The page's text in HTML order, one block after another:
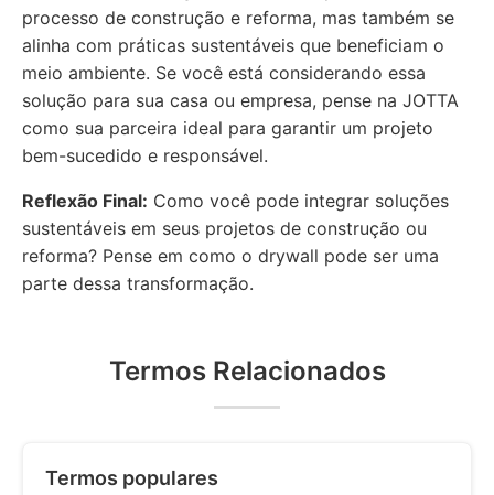
processo de construção e reforma, mas também se
alinha com práticas sustentáveis que beneficiam o
meio ambiente. Se você está considerando essa
solução para sua casa ou empresa, pense na JOTTA
como sua parceira ideal para garantir um projeto
bem-sucedido e responsável.
Reflexão Final: Como você pode integrar soluções
sustentáveis em seus projetos de construção ou
reforma? Pense em como o drywall pode ser uma
parte dessa transformação.
Termos Relacionados
Termos populares